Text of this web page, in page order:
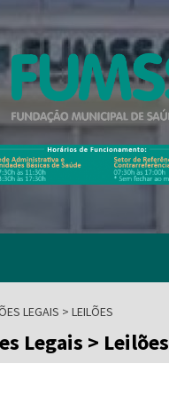
LEGAIS > LEILÕES
Legais > Leilões